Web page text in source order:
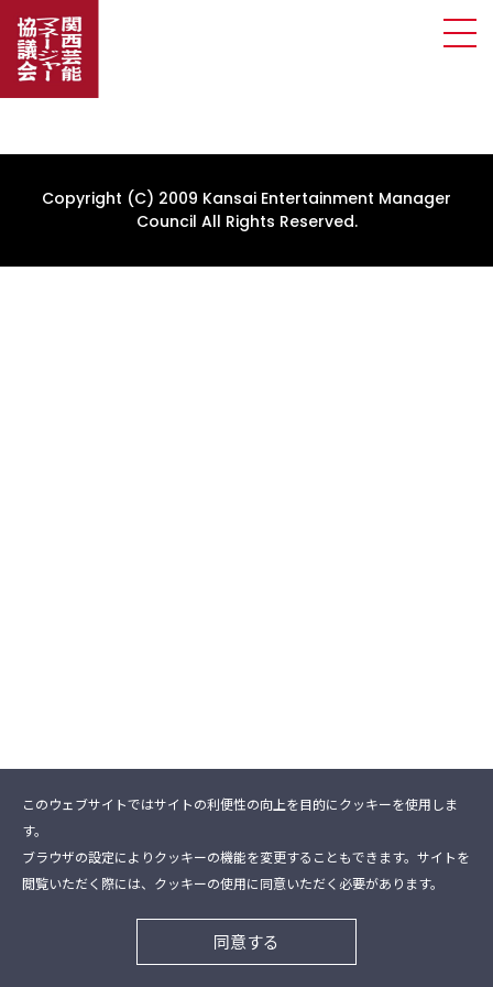
Copyright (C) 2009 Kansai Entertainment Manager
Council All Rights Reserved.
このウェブサイトではサイトの利便性の向上を目的にクッキーを使用しま
す。
ブラウザの設定によりクッキーの機能を変更することもできます。サイトを
閲覧いただく際には、クッキーの使用に同意いただく必要があります。
同意する